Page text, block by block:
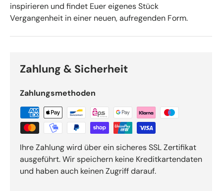
inspirieren und findet Euer eigenes Stück
Vergangenheit in einer neuen, aufregenden Form.
Zahlung & Sicherheit
Zahlungsmethoden
Ihre Zahlung wird über ein sicheres SSL Zertifikat
ausgeführt. Wir speichern keine Kreditkartendaten
und haben auch keinen Zugriff darauf.